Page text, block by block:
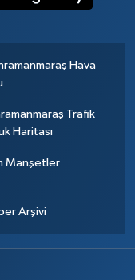
Hava
Trafik
Haritası
Manşetler
Arşivi